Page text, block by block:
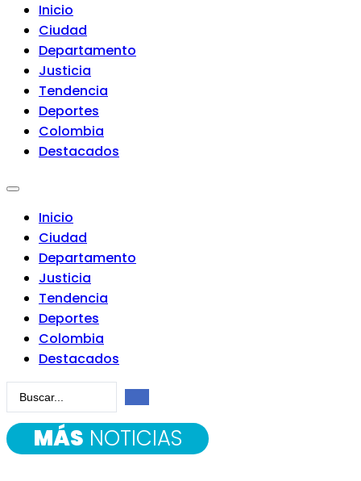
Inicio
Ciudad
Departamento
Justicia
Tendencia
Deportes
Colombia
Destacados
Inicio
Ciudad
Departamento
Justicia
Tendencia
Deportes
Colombia
Destacados
Search
MÁS NOTICIAS